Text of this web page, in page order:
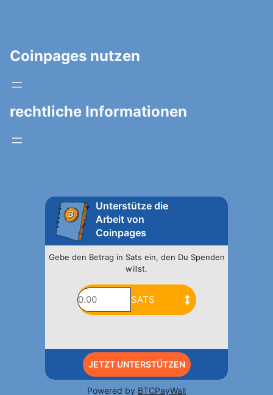
Coinpages nutzen
rechtliche Informationen
Unterstütze die
Arbeit von
Coinpages
Gebe den Betrag in Sats ein, den Du Spenden
willst.
JETZT UNTERSTÜTZEN
Powered by BTCPayWall